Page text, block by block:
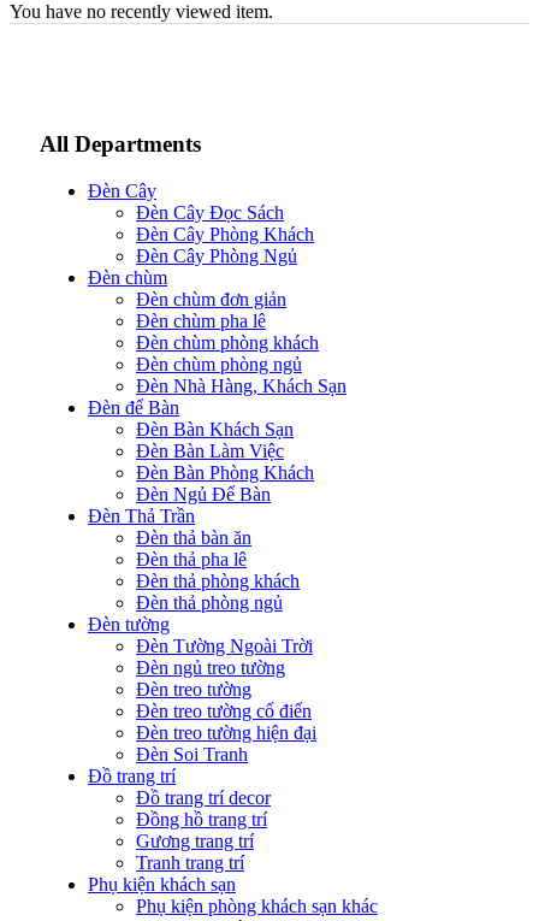
You have no recently viewed item.
All Departments
Đèn Cây
Đèn Cây Đọc Sách
Đèn Cây Phòng Khách
Đèn Cây Phòng Ngủ
Đèn chùm
Đèn chùm đơn giản
Đèn chùm pha lê
Đèn chùm phòng khách
Đèn chùm phòng ngủ
Đèn Nhà Hàng, Khách Sạn
Đèn để Bàn
Đèn Bàn Khách Sạn
Đèn Bàn Làm Việc
Đèn Bàn Phòng Khách
Đèn Ngủ Để Bàn
Đèn Thả Trần
Đèn thả bàn ăn
Đèn thả pha lê
Đèn thả phòng khách
Đèn thả phòng ngủ
Đèn tường
Đèn Tường Ngoài Trời
Đèn ngủ treo tường
Đèn treo tường
Đèn treo tường cổ điển
Đèn treo tường hiện đại
Đèn Soi Tranh
Đồ trang trí
Đồ trang trí decor
Đồng hồ trang trí
Gương trang trí
Tranh trang trí
Phụ kiện khách sạn
Phụ kiện phòng khách sạn khác